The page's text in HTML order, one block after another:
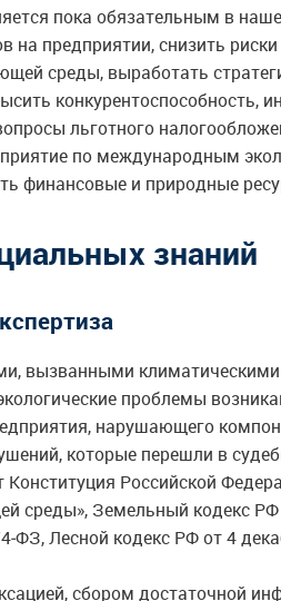
пока обязательным в
на предприятии, снизить
среды, выработать
конкурентоспособность,
льготного
по международным
финансовые и природные
знаний
вызванными
проблемы
нарушающего
которые перешли в
Российской
среды», Земельный кодекс
Лесной кодекс РФ от 4
сбором достаточной